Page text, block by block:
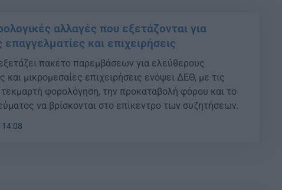
αλλαγές που εξετάζονται για
και επιχειρήσεις
πακέτο παρεμβάσεων για ελεύθερους
και μικρομεσαίες επιχειρήσεις ενόψει ΔΕΘ, με τις
φορολόγηση, την προκαταβολή φόρου και το
να βρίσκονται στο επίκεντρο των συζητήσεων.